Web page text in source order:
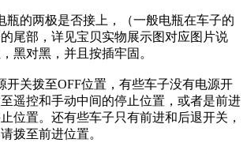
的两极是否接上，（一般电瓶在车子的
尾部，详见宝贝实物展示图对应图片说
黑对黑，并且按插牢固。
关拨至OFF位置，有些车子没有电源开
遥控和手动中间的停止位置，或者是前进
位置。还有些车子只有前进和后退开关，
拨至前进位置。